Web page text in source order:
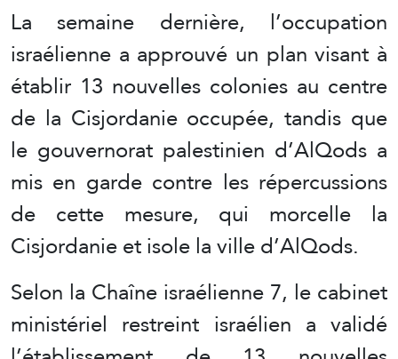
La semaine dernière, l’occupation
israélienne a approuvé un plan visant à
établir 13 nouvelles colonies au centre
de la Cisjordanie occupée, tandis que
le gouvernorat palestinien d’AlQods a
mis en garde contre les répercussions
de cette mesure, qui morcelle la
Cisjordanie et isole la ville d’AlQods.
Selon la Chaîne israélienne 7, le cabinet
ministériel restreint israélien a validé